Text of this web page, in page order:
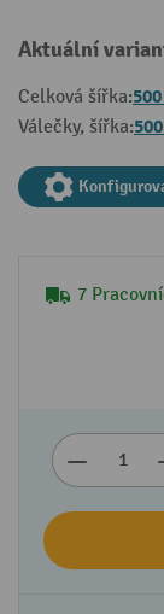
Aktuální
Celková šířka:
Válečky, šířka:
7